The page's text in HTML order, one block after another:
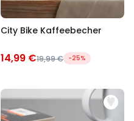
City Bike Kaffeebecher
14,99 €19,99 € -25%